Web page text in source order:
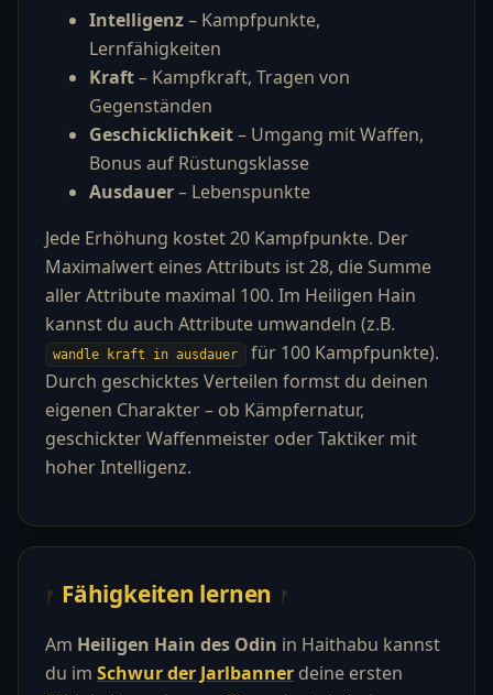
Intelligenz– Kampfpunkte,
Lernfähigkeiten
Kraft– Kampfkraft, Tragen von
Gegenständen
Geschicklichkeit– Umgang mit Waffen,
Bonus auf Rüstungsklasse
Ausdauer– Lebenspunkte
Jede Erhöhung kostet 20 Kampfpunkte. Der
Maximalwert eines Attributs ist 28, die Summe
aller Attribute maximal 100. Im Heiligen Hain
kannst du auch Attribute umwandeln (z.B.
wandle kraft in ausdauer für 100 Kampfpunkte).
Durch geschicktes Verteilen formst du deinen
eigenen Charakter – ob Kämpfernatur,
geschickter Waffenmeister oder Taktiker mit
hoher Intelligenz.
Fähigkeiten lernen
Am Heiligen Hain des Odin in Haithabu kannst
du im Schwur der Jarlbanner deine ersten